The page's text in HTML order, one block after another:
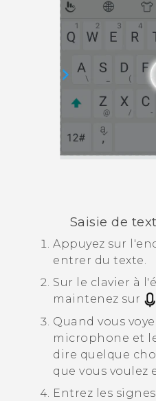
Saisie de
Appuyez sur
entrer du texte.
Sur le clavier à
maintenez sur
Quand vous
microphone et
dire quelque
que vous voulez
Entrez les